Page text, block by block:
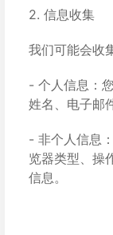
2. 信息收集
我们可能会收
- 个人信息：
姓名、电子邮
- 非个人信息
览器类型、操
信息。